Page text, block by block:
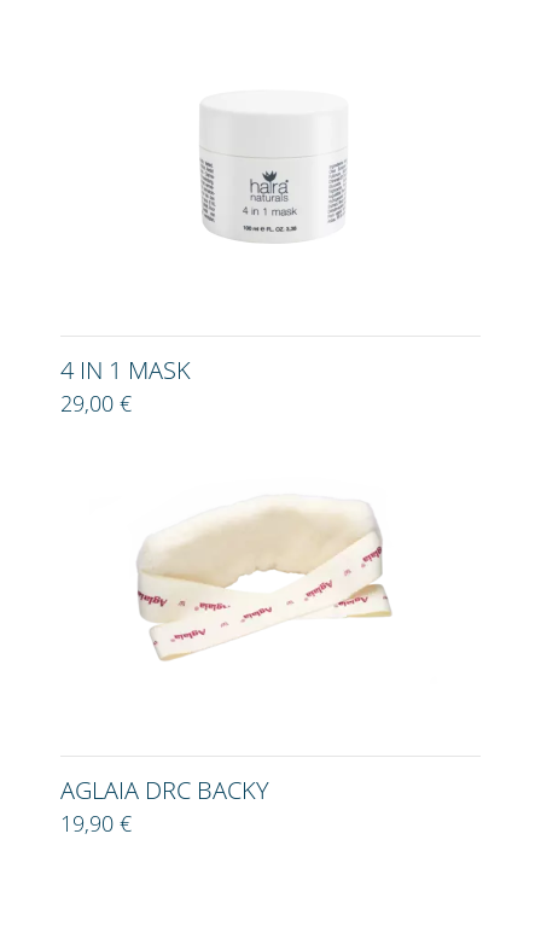
4 IN 1 MASK
29,00 €
AGLAIA DRC BACKY
19,90 €